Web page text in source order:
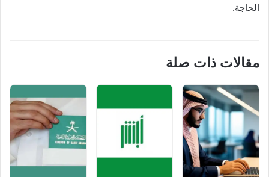
الحاجة.
مقالات ذات صلة